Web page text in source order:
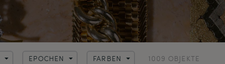
EPOCHEN FARBEN 1009 OBJEKTE